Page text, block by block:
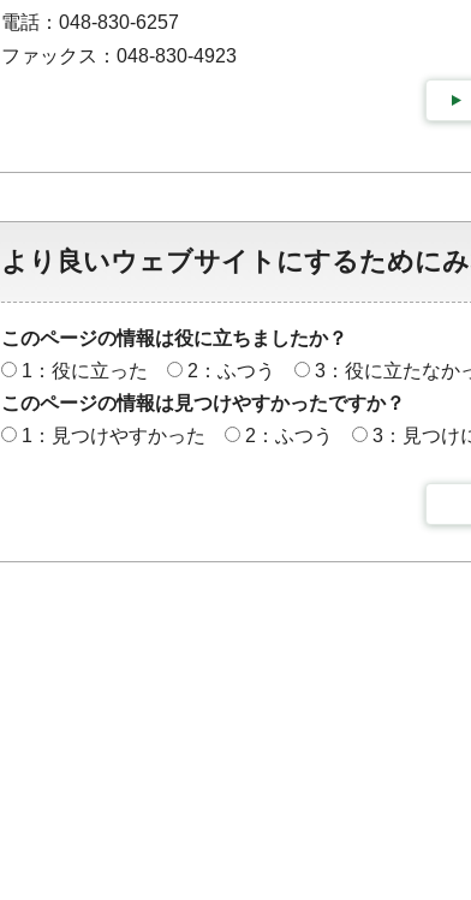
電話：048-830-6257
ファックス：048-830-4923
より良いウェブサイトにするために
このページの情報は役に立ちましたか？
1：役に立った
2：ふつう
3：役に立たなか
このページの情報は見つけやすかったですか？
1：見つけやすかった
2：ふつう 3：見つけ